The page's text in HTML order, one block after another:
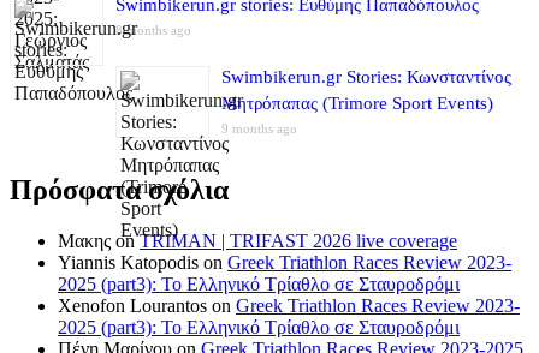
Swimbikerun.gr stories: Ευθύμης Παπαδόπουλος
8 months ago
Swimbikerun.gr Stories: Κωνσταντίνος
Μητρόπαπας (Trimore Sport Events)
9 months ago
Πρόσφατα σχόλια
Μακης onTRIMAN | TRIFAST 2026 live coverage
Yiannis Katopodis on Greek Triathlon Races Review 2023-
2025 (part3): Το Ελληνικό Τρίαθλο σε Σταυροδρόμι
Xenofon Lourantos on Greek Triathlon Races Review 2023-
2025 (part3): Το Ελληνικό Τρίαθλο σε Σταυροδρόμι
Πένη Μαρίνου on Greek Triathlon Races Review 2023-2025